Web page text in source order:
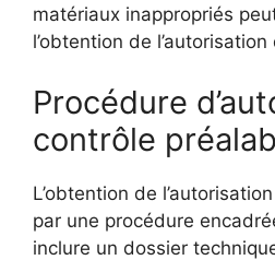
matériaux inappropriés
l’obtention de l’autorisation
Procédure
contrôle
L’obtention de
par une procédure
inclure un dossier